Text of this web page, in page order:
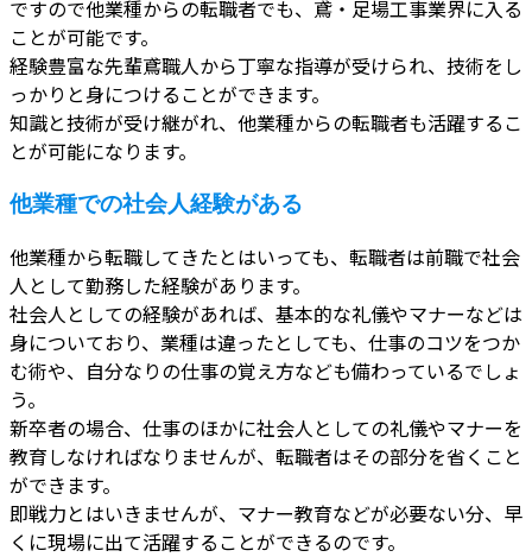
ですので他業種からの転職者でも、鳶・足場工事業界に入る
ことが可能です。
経験豊富な先輩鳶職人から丁寧な指導が受けられ、技術をし
っかりと身につけることができます。
知識と技術が受け継がれ、他業種からの転職者も活躍するこ
とが可能になります。
他業種での社会人経験がある
他業種から転職してきたとはいっても、転職者は前職で社会
人として勤務した経験があります。
社会人としての経験があれば、基本的な礼儀やマナーなどは
身についており、業種は違ったとしても、仕事のコツをつか
む術や、自分なりの仕事の覚え方なども備わっているでしょ
う。
新卒者の場合、仕事のほかに社会人としての礼儀やマナーを
教育しなければなりませんが、転職者はその部分を省くこと
ができます。
即戦力とはいきませんが、マナー教育などが必要ない分、早
くに現場に出て活躍することができるのです。